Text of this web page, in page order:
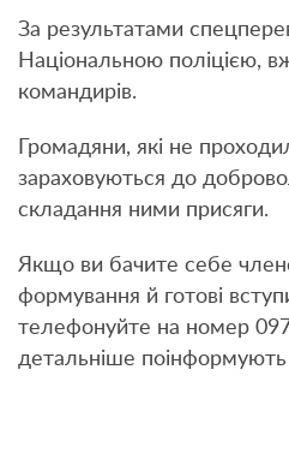
За результатами
Національною поліцією,
командирів.
Громадяни, які не
зараховуються до
складання ними присяги.
Якщо ви бачите себе
формування й готові
телефонуйте на номер
детальніше поінформують